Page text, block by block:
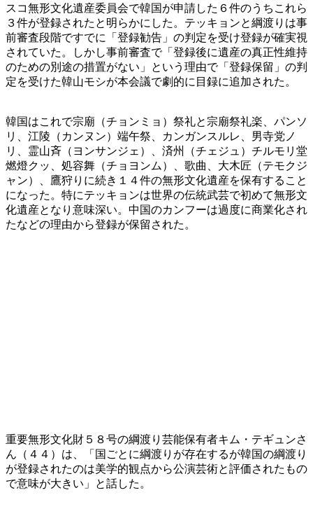
スコ無形文化遺産委員会で韓国が申請した６件のうちこれら
３件が登録されたと明らかにした。テッキョンと綱渡りは事
前審査段階ですでに「登録勧告」の判定を受け登録が確実視
されていた。しかし事前審査で「登録後に遺産の真正性維持
のための別途の措置がない」という理由で「登録保留」の判
定を受けた韓山モシが本会議で劇的に目録に追加された。
韓国はこれで宗廟（チョンミョ）祭礼と宗廟祭礼楽、パンソ
リ、江陵（カンヌン）端午祭、カンガンスルレ、男寺党ノ
リ、霊山斉（ヨンサンジェ）、済州（チェジュ）チルモリ堂
燃燈クッ、処容舞（チョヨンム）、歌曲、大木匠（テモクジ
ャン）、鷹狩りに続き１４件の無形文化遺産を保有すること
になった。特にテッキョンは世界の伝統武芸で初めて無形文
化遺産となり意味深い。中国のカンフーは過度に商業化され
たなどの理由から登録が保留された。
重要無形文化財５８号の綱渡り芸能保有者キム・テギュンさ
ん（４４）は、「国ごとに綱渡りが存在するが韓国の綱渡り
が登録されたのは美学的観点から公演芸術と評価されたもの
で意味が大きい」と話した。